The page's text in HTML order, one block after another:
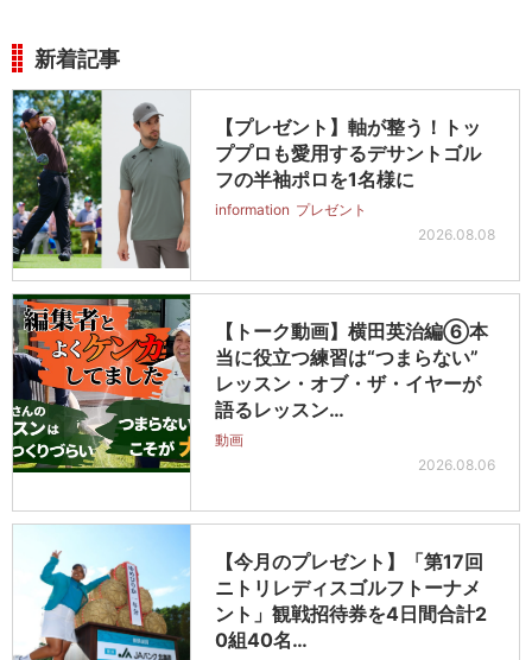
新着記事
【プレゼント】軸が整う！トッ
ププロも愛用するデサントゴル
フの半袖ポロを1名様に
information プレゼント
2026.08.08
【トーク動画】横田英治編⑥本
当に役立つ練習は“つまらない”
レッスン・オブ・ザ・イヤーが
語るレッスン…
動画
2026.08.06
【今月のプレゼント】「第17回
ニトリレディスゴルフトーナメ
ント」観戦招待券を4日間合計2
0組40名…